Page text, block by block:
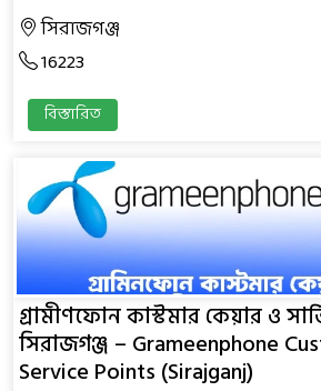
সিরাজগঞ্জ
16223
বিস্তারিত
গ্রামীণফোন কাস্টমার কেয়ার ও
সিরাজগঞ্জ – Grameenphone
Service Points (Sirajganj)